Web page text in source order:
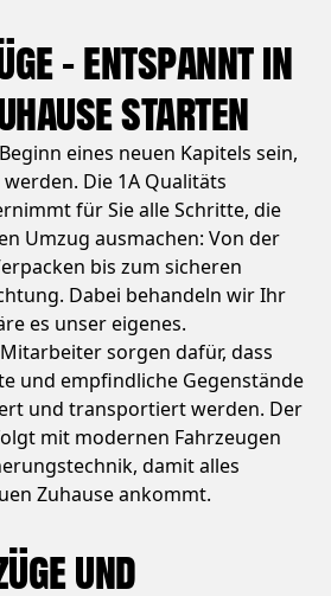
– entspannt in
starten
eines neuen Kapitels sein,
Die 1A Qualitäts
für Sie alle Schritte, die
Umzug ausmachen: Von der
bis zum sicheren
Dabei behandeln wir Ihr
es unser eigenes.
sorgen dafür, dass
und empfindliche Gegenstände
und transportiert werden. Der
mit modernen Fahrzeugen
damit alles
Zuhause ankommt.
und